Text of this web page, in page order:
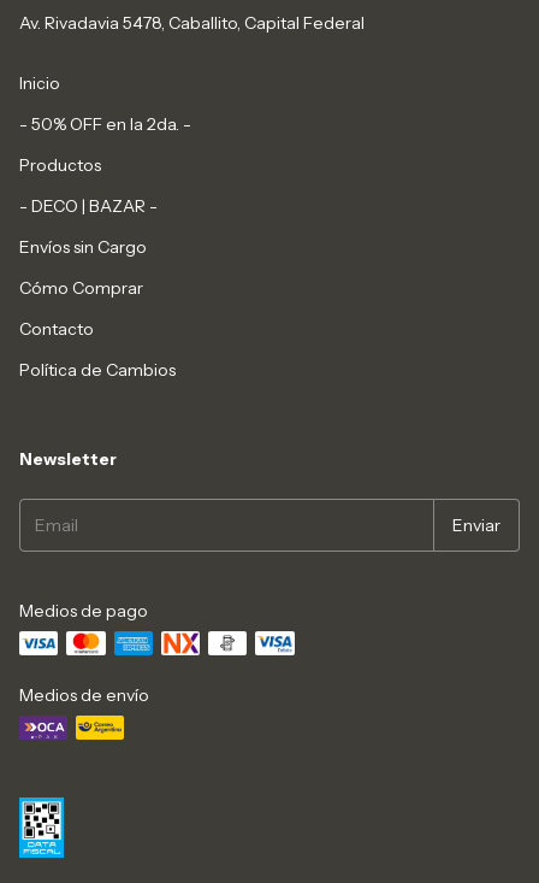
Av. Rivadavia 5478, Caballito, Capital Federal
Inicio
- 50% OFF en la 2da. -
Productos
- DECO | BAZAR -
Envíos sin Cargo
Cómo Comprar
Contacto
Política de Cambios
Newsletter
Medios de pago
Medios de envío